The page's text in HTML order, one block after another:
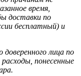
время,
доставки по
бесплатный) и
доверенного лица по
понесенные